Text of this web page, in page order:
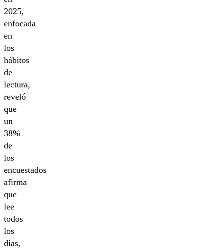
2025,
enfocada
en
los
hábitos
de
lectura,
reveló
que
un
38%
de
los
encuestados
afirma
que
lee
todos
los
días,